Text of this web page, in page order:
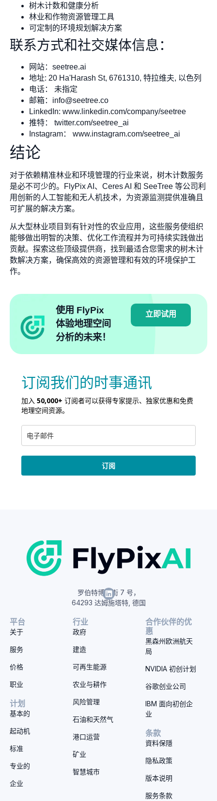
树木计数和健康分析
林业和作物资源管理工具
可定制的环境规划解决方案
联系方式和社交媒体信息：
网站：seetree.ai
地址: 20 Ha'Harash St, 6761310, 特拉维夫, 以色列
电话： 未指定
邮箱： info@seetree.co
LinkedIn: www.linkedin.com/company/seetree
推特： twitter.com/seetree_ai
Instagram： www.instagram.com/seetree_ai
结论
对于依赖精准林业和环境管理的行业来说，树木计数服务
是必不可少的。FlyPix AI、Ceres AI 和 SeeTree 等公司利
用创新的人工智能和无人机技术，为资源监测提供准确且
可扩展的解决方案。
从大型林业项目到有针对性的农业应用，这些服务使组织
能够做出明智的决策、优化工作流程并为可持续实践做出
贡献。探索这些顶级提供商，找到最适合您需求的树木计
数解决方案，确保高效的资源管理和有效的环境保护工
作。
使用 FlyPix
体验地理空间
分析的未来！
立即试用
订阅我们的时事通讯
加入 50,000+ 订阅者可以获得专家提示、独家优惠和免费
地理空间资源。
订阅
罗伯特博世街 7 号，
64293 达姆施塔特, 德国
平台
关于
服务
价格
职业
计划
基本的
起动机
标准
专业的
企业
行业
政府
建造
可再生能源
农业与耕作
风险管理
石油和天然气
港口运营
矿业
智慧城市
合作伙伴的优
惠
黑森州欧洲航天
局
NVIDIA 初创计划
谷歌创业公司
IBM 面向初创企
业
条款
資料保隱
隐私政策
版本说明
服务条款